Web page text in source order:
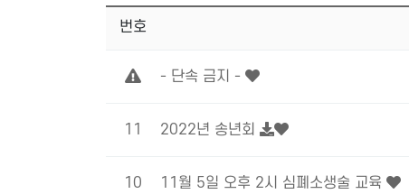
번호
- 단속 금지 -
11 2022년 송년회
10 11월 5일 오후 2시 심폐소생술 교육